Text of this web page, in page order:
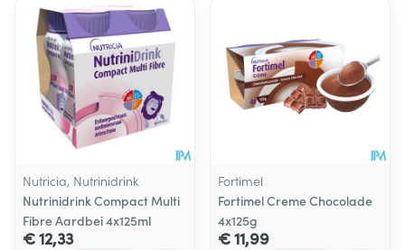
Nutricia, Nutrinidrink
Nutrinidrink Compact Multi
Fibre Aardbei 4x125ml
€ 12,33
Fortimel
Fortimel Creme Chocolade
4x125g
€ 11,99